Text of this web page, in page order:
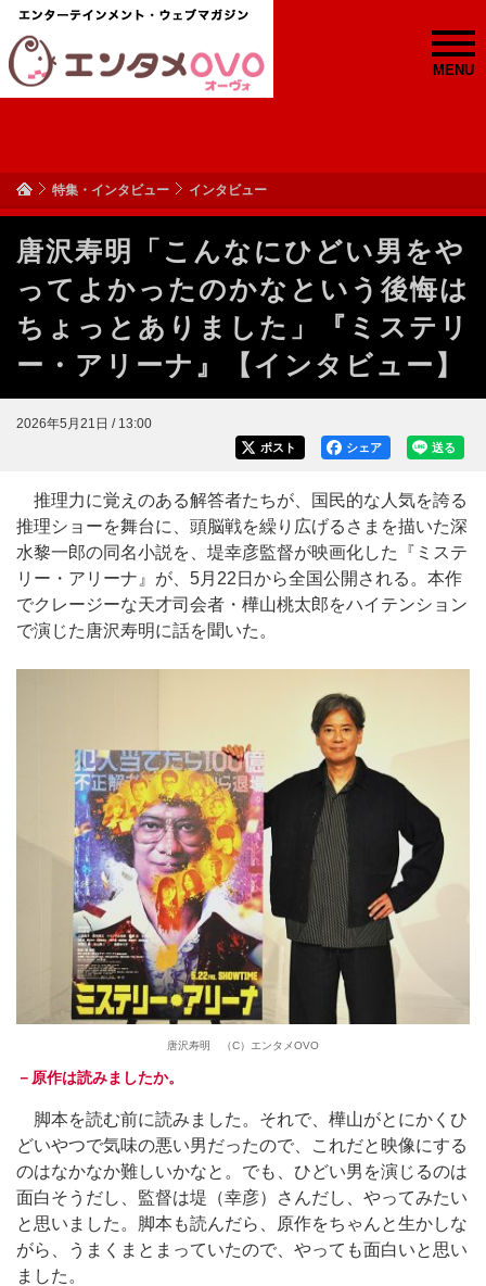
MENU
特集・インタビュー インタビュー
唐沢寿明「こんなにひどい男をや
ってよかったのかなという後悔は
ちょっとありました」『ミステリ
ー・アリーナ』【インタビュー】
2026年5月21日 / 13:00
送る
シェア
ポスト
推理力に覚えのある解答者たちが、国民的な人気を誇る
推理ショーを舞台に、頭脳戦を繰り広げるさまを描いた深
水黎一郎の同名小説を、堤幸彦監督が映画化した『ミステ
リー・アリーナ』が、5月22日から全国公開される。本作
でクレージーな天才司会者・樺山桃太郎をハイテンション
で演じた唐沢寿明に話を聞いた。
唐沢寿明 （C）エンタメOVO
－原作は読みましたか。
脚本を読む前に読みました。それで、樺山がとにかくひ
どいやつで気味の悪い男だったので、これだと映像にする
のはなかなか難しいかなと。でも、ひどい男を演じるのは
面白そうだし、監督は堤（幸彦）さんだし、やってみたい
と思いました。脚本も読んだら、原作をちゃんと生かしな
がら、うまくまとまっていたので、やっても面白いと思い
ました。